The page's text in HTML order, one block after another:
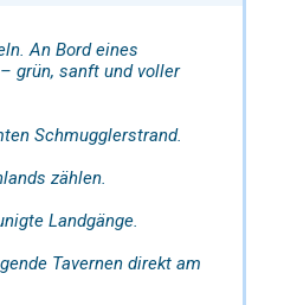
An Bord eines
grün, sanft und voller
Schmugglerstrand.
zählen.
Landgänge.
Tavernen direkt am